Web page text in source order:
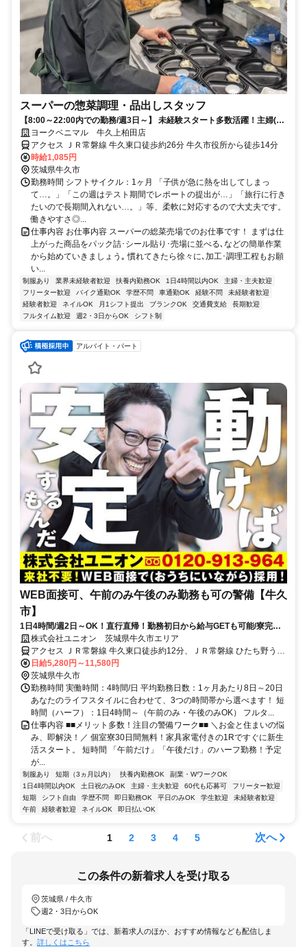
スーパーの惣菜調理・品出しスタッフ
【8:00～22:00内での勤務/週3日～】 未経験スタート多数活躍！主婦(夫)
まで幅広い層が在籍★
ヨークベニマル 牛久上柏田店
アクセス ＪＲ常磐線 牛久東口徒歩約26分 牛久市役所から徒歩14分
時給1,085円
茨城県牛久市
勤務時間 シフトサイクル：1ヶ月 「子供が急に熱を出してしまっ
て…。」「この週はテスト期間でレポートの提出が…」「旅行に行き
たいので長期間入れない…。」等、柔軟に対応するので大丈夫です。
働きやすさ◎...
仕事内容 お仕事内容 スーパーの総菜売場でのお仕事です！ まずは仕
上がった商品をパック詰･シール貼り･売場に並べる､などの簡単作業
から始めていきましょう｡ 慣れてきたら徐々に､加工･調理工程もお願
い...
制服あり 業界未経験者歓迎 扶養内勤務OK 1日4時間以内OK
主婦・主夫歓迎
フリーター歓迎
バイク通勤OK 学歴不問 車通勤OK 経験不問
未経験者歓迎
経験者歓迎
ネイルOK 月1シフト提出 ブランクOK 交通費支給
長期歓迎
フルタイム歓迎
週2・3日からOK シフト制
アルバイト・パート
WEB面接可、午前のみ午後のみ勤務も可の警備【牛久
市】
1日4時間/週2日～OK！直行直帰！勤務初日から給与GETも可能/寮完備
＆携帯貸与♪
株式会社ユニオン 茨城県牛久市エリア
アクセス ＪＲ常磐線 牛久東口徒歩約12分、ＪＲ常磐線 ひたち野うし
く東口徒歩約47分、ＪＲ常磐線 龍ケ崎市西口徒歩約75分 茨城県牛久
市エリア
日給5,280円～11,580円
茨城県牛久市
勤務時間 実働時間：4時間/日 平均勤務日数：1ヶ月あたり8日～20日
あなたのライフスタイルに合わせて、3つの時間帯から選べます！ 短
時間（ハーフ）：1日4時間～（午前のみ・午後のみOK） フルタ...
仕事内容 ■■メリット多数！注目の警備ワーク■■ ＼お金と住まいの悩
み、即解決！／ 個室寮30日間無料！家具家電付きの1Rですぐに新生
活スタート。 短時間 「午前だけ」「午後だけ」のハーフ勤務！予定
が...
制服あり 短期（3ヵ月以内） 扶養内勤務OK
副業・WワークOK
1日4時間以内OK
土日祝のみOK 主婦・主夫歓迎 60代も応募可
フリーター歓迎
短期
シフト自由 学歴不問 即日勤務OK 平日のみOK 学生歓迎
未経験者歓迎
午前
経験者歓迎 ネイルOK 即日払いOK
前へ 1 2 3 4 5 次へ
この条件の新着求人を受け取る
茨城県 / 牛久市
週2・3日からOK
「LINEで受け取る」では、新着求人のほか、おすすめ情報なども配信しま
す。 詳しくはこちら